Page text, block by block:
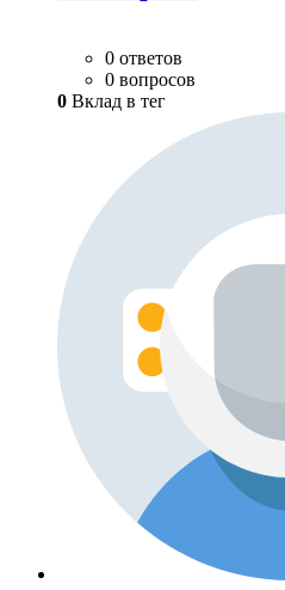
0 ответов
0 вопросов
0 Вклад в тег